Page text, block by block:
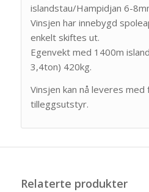
islandstau/Hampidjan 6-
Vinsjen har innebygd
enkelt skiftes ut.
Egenvekt med 1400m
3,4ton) 420kg.
Vinsjen kan nå leveres
tilleggsutstyr.
Relaterte produkter